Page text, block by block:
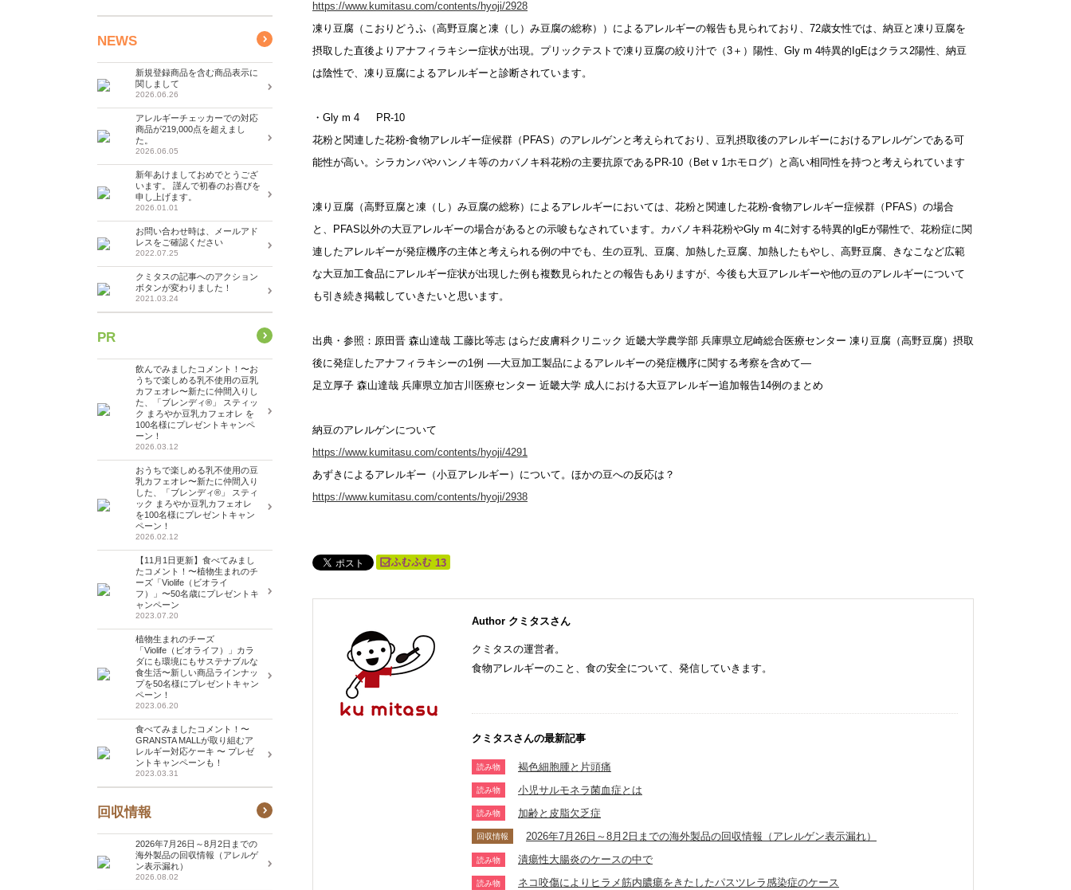
https://www.kumitasu.com/contents/hyoji/2928
凍り豆腐（こおりどうふ（高野豆腐と凍（し）み豆腐の総称））によるアレルギーの報告も見られており、72歳女性では、納豆と凍り豆腐を
摂取した直後よりアナフィラキシー症状が出現。プリックテストで凍り豆腐の絞り汁で（3＋）陽性、Gly m 4特異的IgEはクラス2陽性、納豆
は陰性で、凍り豆腐によるアレルギーと診断されています。
・Gly m 4 PR-10
花粉と関連した花粉-食物アレルギー症候群（PFAS）のアレルゲンと考えられており、豆乳摂取後のアレルギーにおけるアレルゲンである可
能性が高い。シラカンバやハンノキ等のカバノキ科花粉の主要抗原であるPR-10（Bet v 1ホモログ）と高い相同性を持つと考えられています
凍り豆腐（高野豆腐と凍（し）み豆腐の総称）によるアレルギーにおいては、花粉と関連した花粉-食物アレルギー症候群（PFAS）の場合
と、PFAS以外の大豆アレルギーの場合があるとの示唆もなされています。カバノキ科花粉やGly m 4に対する特異的IgEが陽性で、花粉症に関
連したアレルギーが発症機序の主体と考えられる例の中でも、生の豆乳、豆腐、加熱した豆腐、加熱したもやし、高野豆腐、きなこなど広範
な大豆加工食品にアレルギー症状が出現した例も複数見られたとの報告もありますが、今後も大豆アレルギーや他の豆のアレルギーについて
も引き続き掲載していきたいと思います。
出典・参照：原田晋 森山達哉 工藤比等志 はらだ皮膚科クリニック 近畿大学農学部 兵庫県立尼崎総合医療センター 凍り豆腐（高野豆腐）摂取
後に発症したアナフィラキシーの1例 -―大豆加工製品によるアレルギーの発症機序に関する考察を含めて―
足立厚子 森山達哉 兵庫県立加古川医療センター 近畿大学 成人における大豆アレルギー追加報告14例のまとめ
納豆のアレルゲンについて
https://www.kumitasu.com/contents/hyoji/4291
あずきによるアレルギー（小豆アレルギー）について。ほかの豆への反応は？
https://www.kumitasu.com/contents/hyoji/2938
13
Author クミタスさん
クミタスの運営者。
食物アレルギーのこと、食の安全について、発信していきます。
クミタスさんの最新記事
読み物 褐色細胞腫と片頭痛
読み物 小児サルモネラ菌血症とは
読み物 加齢と皮脂欠乏症
回収情報 2026年7月26日～8月2日までの海外製品の回収情報（アレルゲン表示漏れ）
読み物 潰瘍性大腸炎のケースの中で
読み物 ネコ咬傷によりヒラメ筋内膿瘍をきたしたパスツレラ感染症のケース
NEWS
新規登録商品を含む商品表示に
関しまして
2026.06.26
アレルギーチェッカーでの対応
商品が219,000点を超えまし
た。
2026.06.05
新年あけましておめでとうござ
います。 謹んで初春のお喜びを
申し上げます。
2026.01.01
お問い合わせ時は、メールアド
レスをご確認ください
2022.07.25
クミタスの記事へのアクション
ボタンが変わりました！
2021.03.24
PR
飲んでみましたコメント！〜お
うちで楽しめる乳不使用の豆乳
カフェオレ〜新たに仲間入りし
た、「ブレンディ®」 スティッ
ク まろやか豆乳カフェオレ を
100名様にプレゼントキャンペ
ーン！
2026.03.12
おうちで楽しめる乳不使用の豆
乳カフェオレ〜新たに仲間入り
した、「ブレンディ®」 スティ
ック まろやか豆乳カフェオレ
を100名様にプレゼントキャン
ペーン！
2026.02.12
【11月1日更新】食べてみまし
たコメント！〜植物生まれのチ
ーズ「Violife（ビオライ
フ）」〜50名歳にプレゼントキ
ャンペーン
2023.07.20
植物生まれのチーズ
「Violife（ビオライフ）」カラ
ダにも環境にもサステナブルな
食生活〜新しい商品ラインナッ
プを50名様にプレゼントキャン
ペーン！
2023.06.20
食べてみましたコメント！〜
GRANSTA MALLが取り組むア
レルギー対応ケーキ 〜 プレゼ
ントキャンペーンも！
2023.03.31
回収情報
2026年7月26日～8月2日までの
海外製品の回収情報（アレルゲ
ン表示漏れ）
2026.08.02